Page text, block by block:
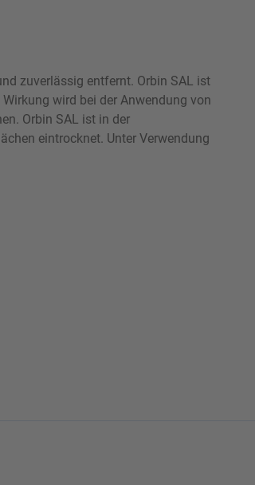
zuverlässig entfernt. Orbin SAL ist
wird bei der Anwendung von
Orbin SAL ist in der
eintrocknet. Unter Verwendung